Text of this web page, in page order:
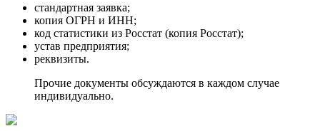
стандартная заявка;
копия ОГРН и ИНН;
код статистики из Росстат (копия Росстат);
устав предприятия;
реквизиты.
Прочие документы обсуждаются в каждом случае
индивидуально.